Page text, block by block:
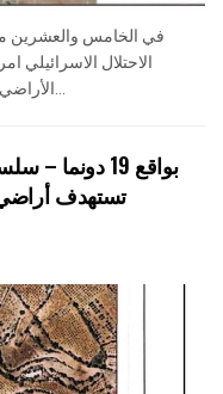
الاحتلال الاسرائيلي
الأراضي استملاك للمصلحة العامة) (يهودا والسامرة)...
بواقع 19
تستهدف